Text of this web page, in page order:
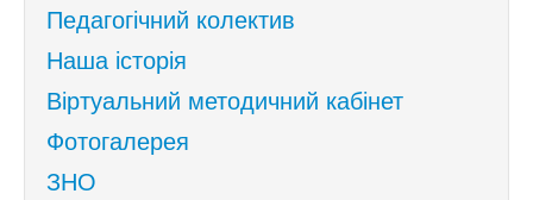
Педагогічний колектив
Наша історія
Віртуальний методичний кабінет
Фотогалерея
ЗНО